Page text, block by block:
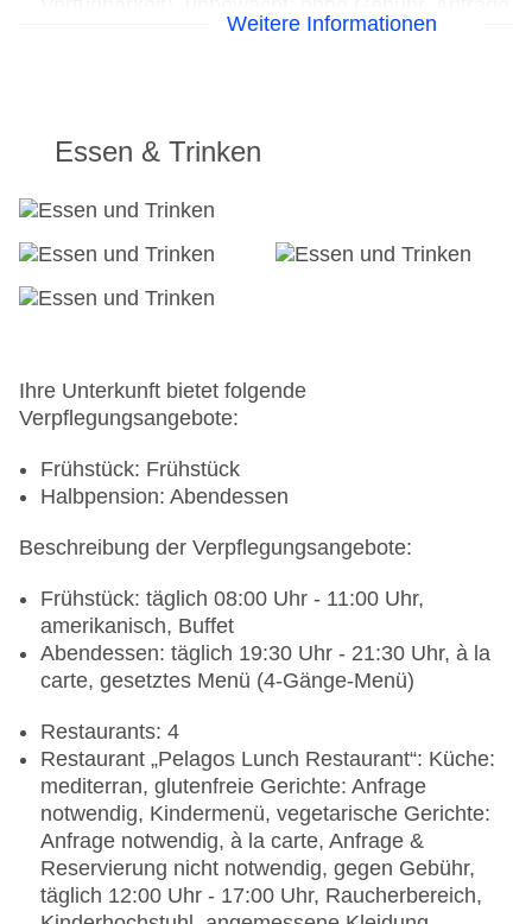
& Reservierung nicht notwendig
Weitere Informationen
Essen & Trinken
Ihre Unterkunft bietet folgende
Verpflegungsangebote:
Frühstück: Frühstück
Halbpension: Abendessen
Beschreibung der Verpflegungsangebote:
Frühstück: täglich 08:00 Uhr - 11:00 Uhr,
amerikanisch, Buffet
Abendessen: täglich 19:30 Uhr - 21:30 Uhr, à la
carte, gesetztes Menü (4-Gänge-Menü)
Restaurants: 4
Restaurant „Pelagos Lunch Restaurant“: Küche:
mediterran, glutenfreie Gerichte: Anfrage
notwendig, Kindermenü, vegetarische Gerichte:
Anfrage notwendig, à la carte, Anfrage &
Reservierung nicht notwendig, gegen Gebühr,
täglich 12:00 Uhr - 17:00 Uhr, Raucherbereich,